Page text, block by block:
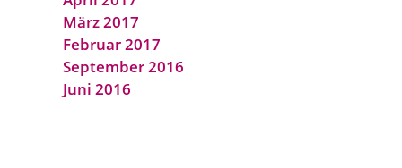
März 2017
Februar 2017
September 2016
Juni 2016